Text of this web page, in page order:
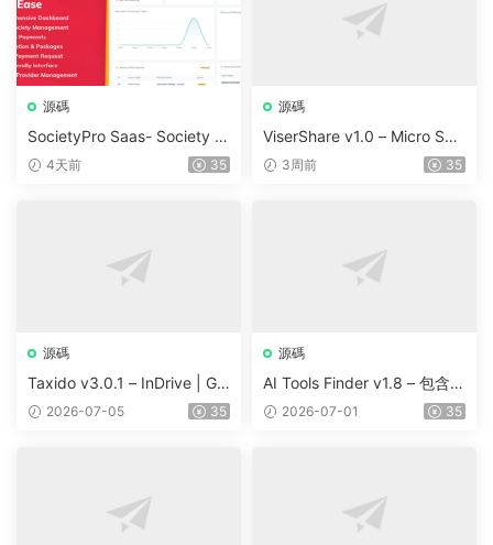
源碼
SocietyPro Saas- Society M
anagement Software v1.0.7
4天前 35
源碼
ViserShare v1.0 – Micro Sha
re Trading And Prediction Pl
3周前 35
源碼
Taxido v3.0.1 – InDrive | Gr
ab | Uber Clone | Taxi Booki
2026-07-05 35
源碼
AI Tools Finder v1.8 – 包含 5
000 多種工具、訂閱、廣告
2026-07-01 35